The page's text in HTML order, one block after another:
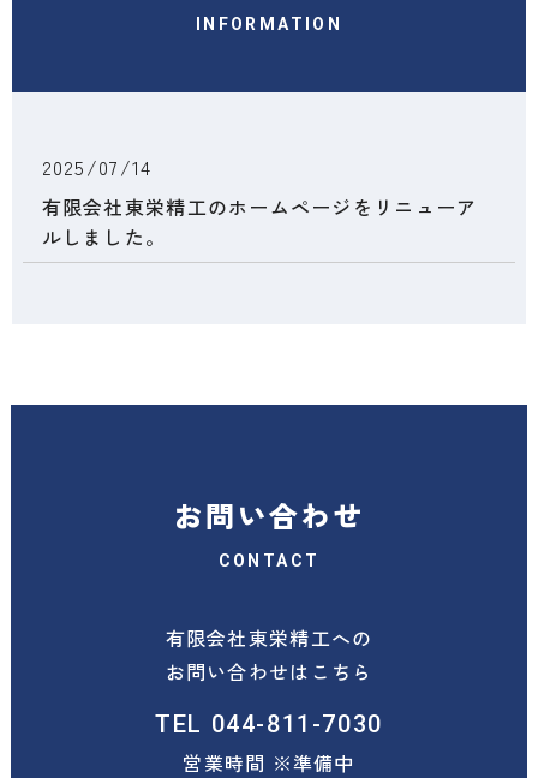
INFORMATION
2025/07/14
有限会社東栄精工のホームページをリニューア
ルしました。
お問い合わせ
CONTACT
有限会社東栄精工への
お問い合わせはこちら
TEL 044-811-7030
営業時間 ※準備中